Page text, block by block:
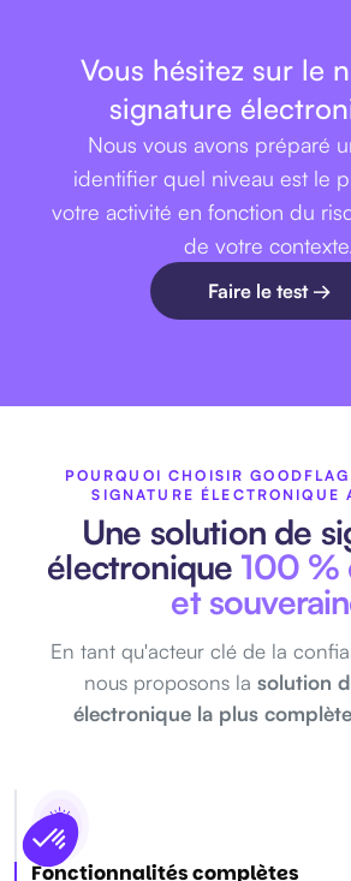
Vous hésitez sur le
signature
Nous vous avons préparé
identifier quel niveau est le
votre activité en fonction du
de votre
Faire le test →
POURQUOI CHOISIR
SIGNATURE ÉLECTRONIQUE
Une solution de
électronique 100 %
et
En tant qu'acteur clé de la
nous proposons la solution
électronique la plus
Fonctionnalités complètes